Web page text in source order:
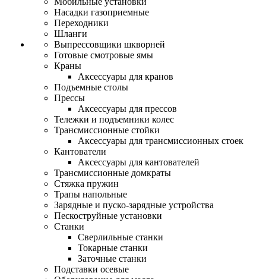
Насадки газоприемные
Переходники
Шланги
Выпрессовщики шкворней
Готовые смотровые ямы
Краны
Аксессуары для кранов
Подъемные столы
Прессы
Аксессуары для прессов
Тележки и подъемники колес
Трансмиссионные стойки
Аксессуары для трансмиссионных стоек
Кантователи
Аксессуары для кантователей
Трансмиссионные домкраты
Стяжка пружин
Трапы напольные
Зарядные и пуско-зарядные устройства
Пескоструйные установки
Станки
Сверлильные станки
Токарные станки
Заточные станки
Подставки осевые